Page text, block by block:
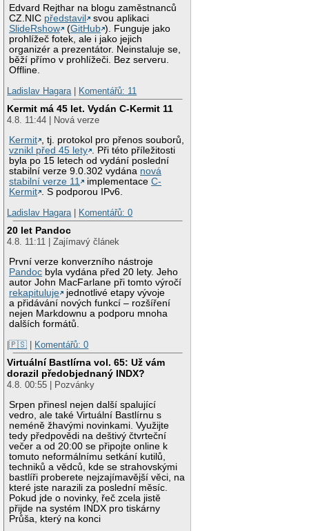
Edvard Rejthar na blogu zaměstnanců
CZ.NIC představil
svou aplikaci
SlideRshow
(GitHub ). Funguje jako
prohlížeč fotek, ale i jako jejich
organizér a prezentátor. Neinstaluje se,
běží přímo v prohlížeči. Bez serveru.
Offline.
Ladislav Hagara | Komentářů: 11
Kermit má 45 let. Vydán C-Kermit 11
4.8. 11:44 | Nová verze
Kermit , tj. protokol pro přenos souborů,
vznikl před 45 lety . Při této příležitosti
byla po 15 letech od vydání poslední
stabilní verze 9.0.302 vydána nová
stabilní verze 11
implementaceC-
Kermit . S podporou IPv6.
Ladislav Hagara | Komentářů: 0
20 let Pandoc
4.8. 11:11 | Zajímavý článek
První verze konverzního nástroje
Pandoc byla vydána před 20 lety. Jeho
autor John MacFarlane při tomto výročí
rekapituluje
jednotlivé etapy vývoje
a přidávání nových funkcí – rozšíření
nejen Markdownu a podporu mnoha
dalších formátů.
|🇵🇸 | Komentářů: 0
Virtuální Bastlírna vol. 65: Už vám
dorazil předobjednaný INDX?
4.8. 00:55 | Pozvánky
Srpen přinesl nejen další spalující
vedro, ale také Virtuální Bastlírnu s
neméně žhavými novinkami. Využijte
tedy předpovědi na deštivý čtvrteční
večer a od 20:00 se připojte online k
tomuto neformálnímu setkání kutilů,
techniků a vědců, kde se strahovskými
bastlíři proberete nejzajímavější věci, na
které jste narazili za poslední měsíc.
Pokud jde o novinky, řeč zcela jistě
přijde na systém INDX pro tiskárny
Průša, který na konci